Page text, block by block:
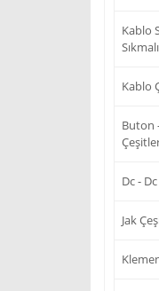
Kablo
Sıkmalı
Kablo
Buton
Dc -
Jak